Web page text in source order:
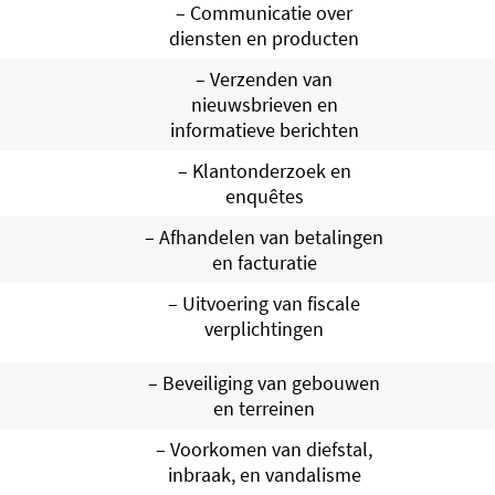
– Communicatie over
diensten en producten
– Verzenden van
nieuwsbrieven en
informatieve berichten
– Klantonderzoek en
enquêtes
– Afhandelen van betalingen
en facturatie
– Uitvoering van fiscale
verplichtingen
– Beveiliging van gebouwen
en terreinen
– Voorkomen van diefstal,
inbraak, en vandalisme